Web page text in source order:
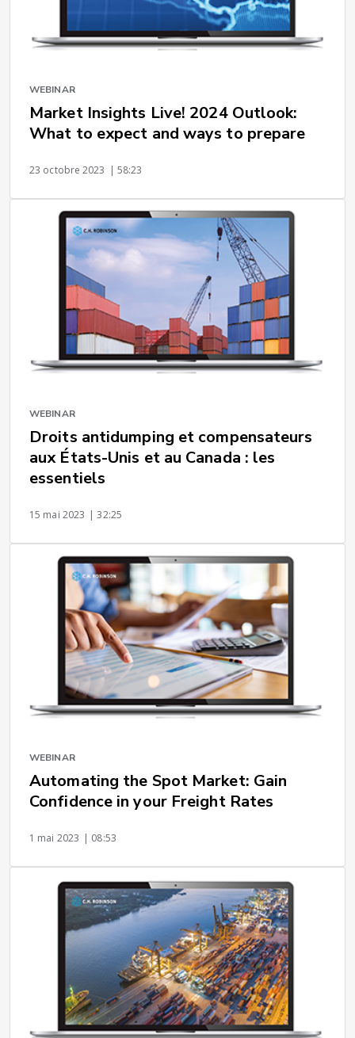
WEBINAR
Market Insights Live! 2024 Outlook:
What to expect and ways to prepare
23 octobre 2023 | 58:23
WEBINAR
Droits antidumping et compensateurs
aux États-Unis et au Canada : les
essentiels
15 mai 2023 | 32:25
WEBINAR
Automating the Spot Market: Gain
Confidence in your Freight Rates
1 mai 2023 | 08:53